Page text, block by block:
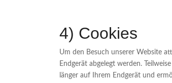
4) Cookies
Um den Besuch unserer Website
Endgerät abgelegt werden.
länger auf Ihrem Endgerät und